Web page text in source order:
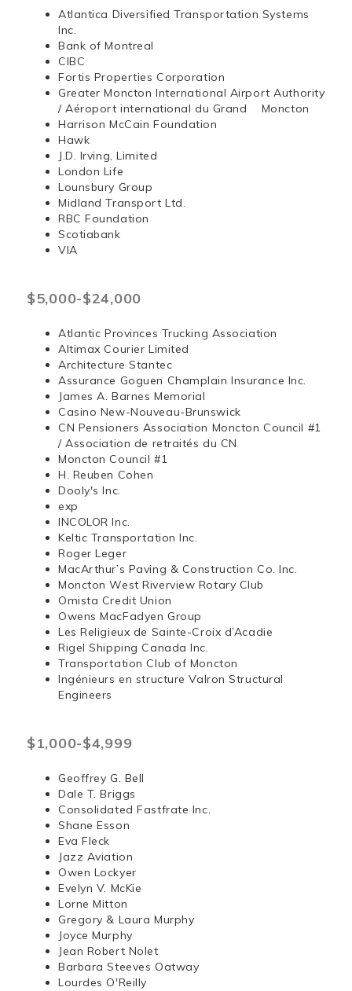
Atlantica Diversified Transportation Systems
Inc.
Bank of Montreal
CIBC
Fortis Properties Corporation
Greater Moncton International Airport Authority
/ Aéroport international du Grand Moncton
Harrison McCain Foundation
Hawk
J.D. Irving, Limited
London Life
Lounsbury Group
Midland Transport Ltd.
RBC Foundation
Scotiabank
VIA
$5,000-$24,000
Atlantic Provinces Trucking Association
Altimax Courier Limited
Architecture Stantec
Assurance Goguen Champlain Insurance Inc.
James A. Barnes Memorial
Casino New-Nouveau-Brunswick
CN Pensioners Association Moncton Council #1
/ Association de retraités du CN
Moncton Council #1
H. Reuben Cohen
Dooly's Inc.
exp
INCOLOR Inc.
Keltic Transportation Inc.
Roger Leger
MacArthur’s Paving & Construction Co. Inc.
Moncton West Riverview Rotary Club
Omista Credit Union
Owens MacFadyen Group
Les Religieux de Sainte-Croix d’Acadie
Rigel Shipping Canada Inc.
Transportation Club of Moncton
Ingénieurs en structure Valron Structural
Engineers
$1,000-$4,999
Geoffrey G. Bell
Dale T. Briggs
Consolidated Fastfrate Inc.
Shane Esson
Eva Fleck
Jazz Aviation
Owen Lockyer
Evelyn V. McKie
Lorne Mitton
Gregory & Laura Murphy
Joyce Murphy
Jean Robert Nolet
Barbara Steeves Oatway
Lourdes O'Reilly